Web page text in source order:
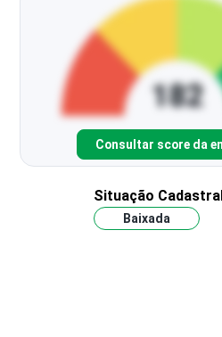
Consultar score da
Situação
Baixada